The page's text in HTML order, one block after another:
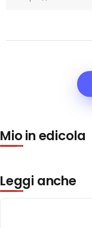
Mio in edicola
Leggi anche